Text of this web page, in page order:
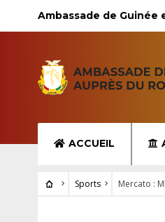
Ambassade de Guinée
ACCUEIL
Sports Mercato :
SPORTS